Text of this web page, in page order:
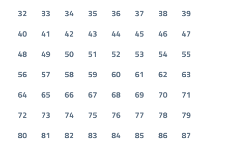
32
33 34 35 36 37 38
39
40
41 42 43 44 45 46
47
48
49 50 51 52 53 54
55
56
57 58 59 60 61 62
63
64
65 66 67 68 69 70
71
72
73 74 75 76 77 78
79
80
81 82 83 84 85 86
87